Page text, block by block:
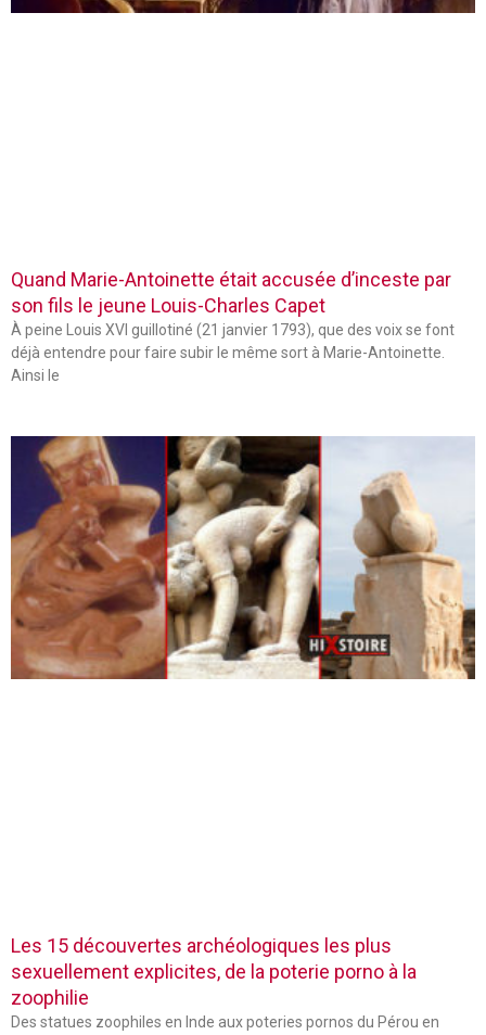
Quand Marie-Antoinette était accusée d’inceste par
son fils le jeune Louis-Charles Capet
À peine Louis XVI guillotiné (21 janvier 1793), que des voix se font
déjà entendre pour faire subir le même sort à Marie-Antoinette.
Ainsi le
Les 15 découvertes archéologiques les plus
sexuellement explicites, de la poterie porno à la
zoophilie
Des statues zoophiles en Inde aux poteries pornos du Pérou en